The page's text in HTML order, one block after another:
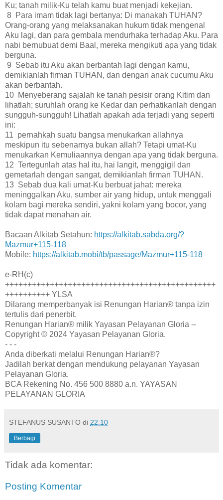
Ku; tanah milik-Ku telah kamu buat menjadi kekejian.
8 Para imam tidak lagi bertanya: Di manakah TUHAN?
Orang-orang yang melaksanakan hukum tidak mengenal
Aku lagi, dan para gembala mendurhaka terhadap Aku. Para
nabi bernubuat demi Baal, mereka mengikuti apa yang tidak
berguna.
9 Sebab itu Aku akan berbantah lagi dengan kamu,
demikianlah firman TUHAN, dan dengan anak cucumu Aku
akan berbantah.
10 Menyeberang sajalah ke tanah pesisir orang Kitim dan
lihatlah; suruhlah orang ke Kedar dan perhatikanlah dengan
sungguh-sungguh! Lihatlah apakah ada terjadi yang seperti
ini:
11 pernahkah suatu bangsa menukarkan allahnya
meskipun itu sebenarnya bukan allah? Tetapi umat-Ku
menukarkan Kemuliaannya dengan apa yang tidak berguna.
12 Tertegunlah atas hal itu, hai langit, menggigil dan
gemetarlah dengan sangat, demikianlah firman TUHAN.
13 Sebab dua kali umat-Ku berbuat jahat: mereka
meninggalkan Aku, sumber air yang hidup, untuk menggali
kolam bagi mereka sendiri, yakni kolam yang bocor, yang
tidak dapat menahan air.
Bacaan Alkitab Setahun: https://alkitab.sabda.org/?
Mazmur+115-118
Mobile: https://alkitab.mobi/tb/passage/Mazmur+115-118
e-RH(c)
+++++++++++++++++++++++++++++++++++++++++++++++
++++++++++ YLSA
Dilarang memperbanyak isi Renungan Harian® tanpa izin
tertulis dari penerbit.
Renungan Harian® milik Yayasan Pelayanan Gloria --
Copyright © 2024 Yayasan Pelayanan Gloria.
- - -
Anda diberkati melalui Renungan Harian®?
Jadilah berkat dengan mendukung pelayanan Yayasan
Pelayanan Gloria.
BCA Rekening No. 456 500 8880 a.n. YAYASAN
PELAYANAN GLORIA
STEFANUS SUSANTO di 22.10
Berbagi
Tidak ada komentar:
Posting Komentar